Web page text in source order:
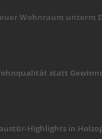
Wohnraum unterm
statt
Highlights in